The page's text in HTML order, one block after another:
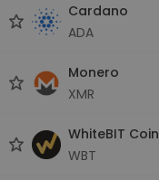
Cardano
ADA
Monero
XMR
WhiteBIT Coin
WBT